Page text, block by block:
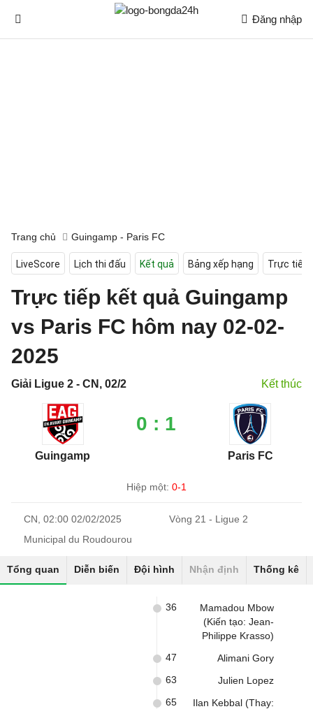
Đăng nhập
Trang chủ Guingamp - Paris FC
LiveScore Lịch thi đấu Kết quả Bảng xếp hạng Trực tiếp
Trực tiếp kết quả Guingamp
vs Paris FC hôm nay 02-02-
2025
Giải Ligue 2 - CN, 02/2 Kết thúc
Guingamp
0 : 1
Paris FC
Hiệp một: 0-1
CN, 02:00 02/02/2025
Vòng 21 - Ligue 2
Municipal du Roudourou
Tổng quan Diễn biến Đội hình Nhận định Thống kê
Mamadou Mbow
(Kiến tạo: Jean-
Philippe Krasso)
36
Alimani Gory
47
Julien Lopez
63
Ilan Kebbal (Thay:
65